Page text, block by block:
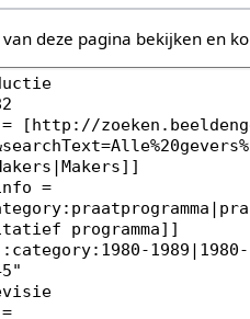
deze pagina bekijken en